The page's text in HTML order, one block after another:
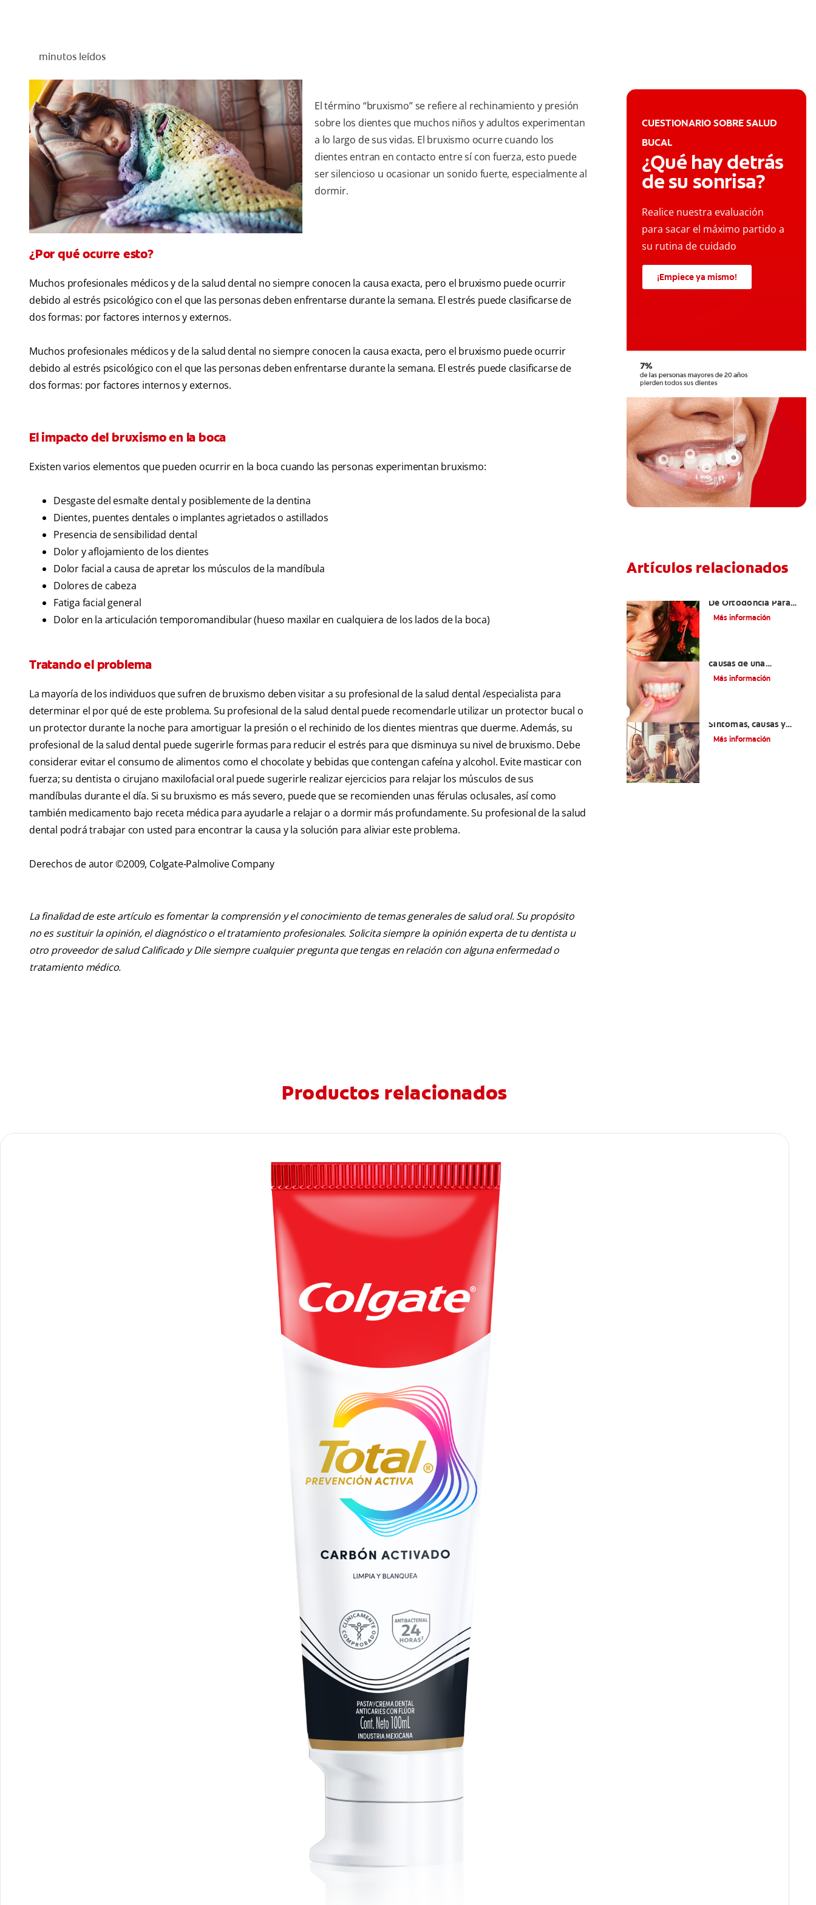
minutos leídos
El término “bruxismo” se refiere al rechinamiento y presión
sobre los dientes que muchos niños y adultos experimentan
a lo largo de sus vidas. El bruxismo ocurre cuando los
dientes entran en contacto entre sí con fuerza, esto puede
ser silencioso u ocasionar un sonido fuerte, especialmente al
dormir.
¿Por qué ocurre esto?
Muchos profesionales médicos y de la salud dental no siempre conocen la causa exacta, pero el bruxismo puede ocurrir
debido al estrés psicológico con el que las personas deben enfrentarse durante la semana. El estrés puede clasificarse de
dos formas: por factores internos y externos.
Muchos profesionales médicos y de la salud dental no siempre conocen la causa exacta, pero el bruxismo puede ocurrir
debido al estrés psicológico con el que las personas deben enfrentarse durante la semana. El estrés puede clasificarse de
dos formas: por factores internos y externos.
El impacto del bruxismo en la boca
Existen varios elementos que pueden ocurrir en la boca cuando las personas experimentan bruxismo:
Desgaste del esmalte dental y posiblemente de la dentina
Dientes, puentes dentales o implantes agrietados o astillados
Presencia de sensibilidad dental
Dolor y aflojamiento de los dientes
Dolor facial a causa de apretar los músculos de la mandíbula
Dolores de cabeza
Fatiga facial general
Dolor en la articulación temporomandibular (hueso maxilar en cualquiera de los lados de la boca)
Tratando el problema
La mayoría de los individuos que sufren de bruxismo deben visitar a su profesional de la salud dental /especialista para
determinar el por qué de este problema. Su profesional de la salud dental puede recomendarle utilizar un protector bucal o
un protector durante la noche para amortiguar la presión o el rechinido de los dientes mientras que duerme. Además, su
profesional de la salud dental puede sugerirle formas para reducir el estrés para que disminuya su nivel de bruxismo. Debe
considerar evitar el consumo de alimentos como el chocolate y bebidas que contengan cafeína y alcohol. Evite masticar con
fuerza; su dentista o cirujano maxilofacial oral puede sugerirle realizar ejercicios para relajar los músculos de sus
mandíbulas durante el día. Si su bruxismo es más severo, puede que se recomienden unas férulas oclusales, así como
también medicamento bajo receta médica para ayudarle a relajar o a dormir más profundamente. Su profesional de la salud
dental podrá trabajar con usted para encontrar la causa y la solución para aliviar este problema.
Derechos de autor ©2009, Colgate-Palmolive Company
La finalidad de este artículo es fomentar la comprensión y el conocimiento de temas generales de salud oral. Su propósito
no es sustituir la opinión, el diagnóstico o el tratamiento profesionales. Solicita siempre la opinión experta de tu dentista u
otro proveedor de salud Calificado y Dile siempre cualquier pregunta que tengas en relación con alguna enfermedad o
tratamiento médico.
CUESTIONARIO SOBRE SALUD
BUCAL
¿Qué hay detrás
de su sonrisa?
Realice nuestra evaluación
para sacar el máximo partido a
su rutina de cuidado
¡Empiece ya mismo!
Artículos relacionados
De Ortodoncia Para
Adultos
Más información
causas de una
inflamación de encía
Más información
Síntomas, causas y
tratamiento
Más información
Productos relacionados